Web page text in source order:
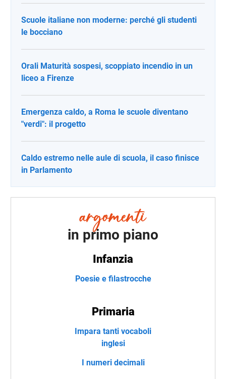
Scuole italiane non moderne: perché gli studenti
le bocciano
Orali Maturità sospesi, scoppiato incendio in un
liceo a Firenze
Emergenza caldo, a Roma le scuole diventano
"verdi": il progetto
Caldo estremo nelle aule di scuola, il caso finisce
in Parlamento
in primo piano
Infanzia
Poesie e filastrocche
Primaria
Impara tanti vocaboli
inglesi
I numeri decimali